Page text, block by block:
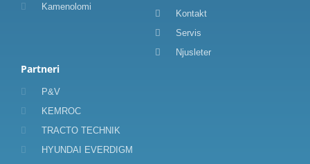
Kamenolomi
Kontakt
Servis
Njusleter
Partneri
P&V
KEMROC
TRACTO TECHNIK
HYUNDAI EVERDIGM